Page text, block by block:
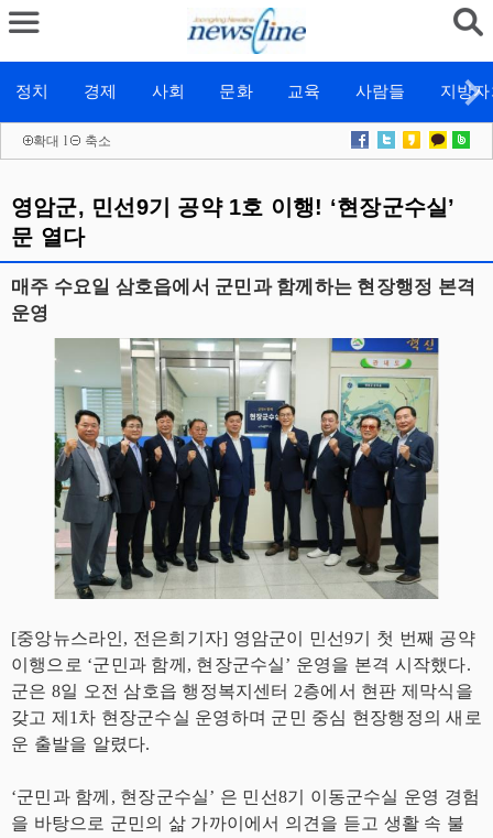
정치 경제 사회 문화 교육 사람들 지방
확대 l 축소
영암군, 민선9기 공약 1호 이행! ‘현장군수실’
문 열다
매주 수요일 삼호읍에서 군민과 함께하는 현장행정 본격
운영
[중앙뉴스라인, 전은희기자] 영암군이 민선9기 첫 번째 공약
이행으로 ‘군민과 함께, 현장군수실’ 운영을 본격 시작했다.
군은 8일 오전 삼호읍 행정복지센터 2층에서 현판 제막식을
갖고 제1차 현장군수실 운영하며 군민 중심 현장행정의 새로
운 출발을 알렸다.
‘군민과 함께, 현장군수실’ 은 민선8기 이동군수실 운영 경험
을 바탕으로 군민의 삶 가까이에서 의견을 듣고 생활 속 불